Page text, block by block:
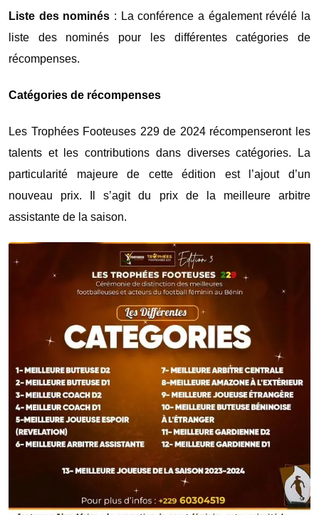
Liste des nominés : La conférence a également révélé la
liste des nominés pour les différentes catégories de
récompenses.
Catégories de récompenses
Les Trophées Footeuses 229 de 2024 récompenseront les
talents et les contributions dans diverses catégories. La
particularité majeure de cette édition est l’ajout d’un
nouveau prix. Il s’agit du prix de la meilleure arbitre
assistante de la saison.